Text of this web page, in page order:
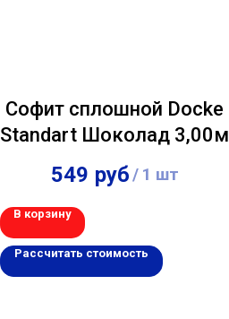
Софит сплошной Docke
Standart Шоколад 3,00м
549 руб/ 1 шт
В корзину
Рассчитать стоимость